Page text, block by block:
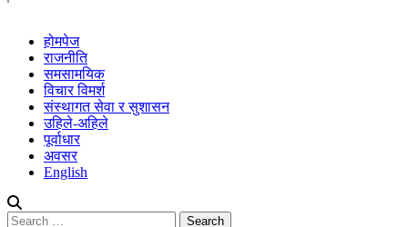
होमपेज
राजनीति
समसामयिक
विचार विमर्श
संस्थागत सेवा र सुशासन
उहिले-अहिले
पूर्वाधार
अवसर
English
Search